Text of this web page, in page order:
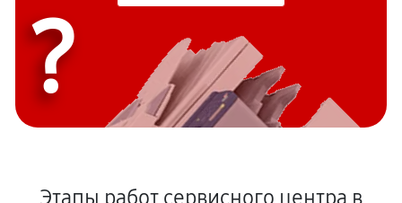
?
Этапы работ сервисного центра в